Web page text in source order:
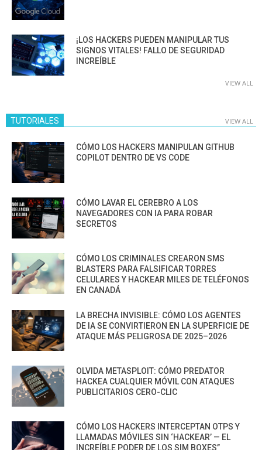
¡LOS HACKERS PUEDEN MANIPULAR TUS
SIGNOS VITALES! FALLO DE SEGURIDAD
INCREÍBLE
VIEW ALL
TUTORIALES VIEW ALL
CÓMO LOS HACKERS MANIPULAN GITHUB
COPILOT DENTRO DE VS CODE
CÓMO LAVAR EL CEREBRO A LOS
NAVEGADORES CON IA PARA ROBAR
SECRETOS
CÓMO LOS CRIMINALES CREARON SMS
BLASTERS PARA FALSIFICAR TORRES
CELULARES Y HACKEAR MILES DE TELÉFONOS
EN CANADÁ
LA BRECHA INVISIBLE: CÓMO LOS AGENTES
DE IA SE CONVIRTIERON EN LA SUPERFICIE DE
ATAQUE MÁS PELIGROSA DE 2025–2026
OLVIDA METASPLOIT: CÓMO PREDATOR
HACKEA CUALQUIER MÓVIL CON ATAQUES
PUBLICITARIOS CERO-CLIC
CÓMO LOS HACKERS INTERCEPTAN OTPS Y
LLAMADAS MÓVILES SIN ‘HACKEAR’ — EL
INCREÍBLE PODER DE LOS SIM BOXES”